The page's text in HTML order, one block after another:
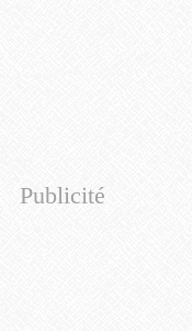
Publicité